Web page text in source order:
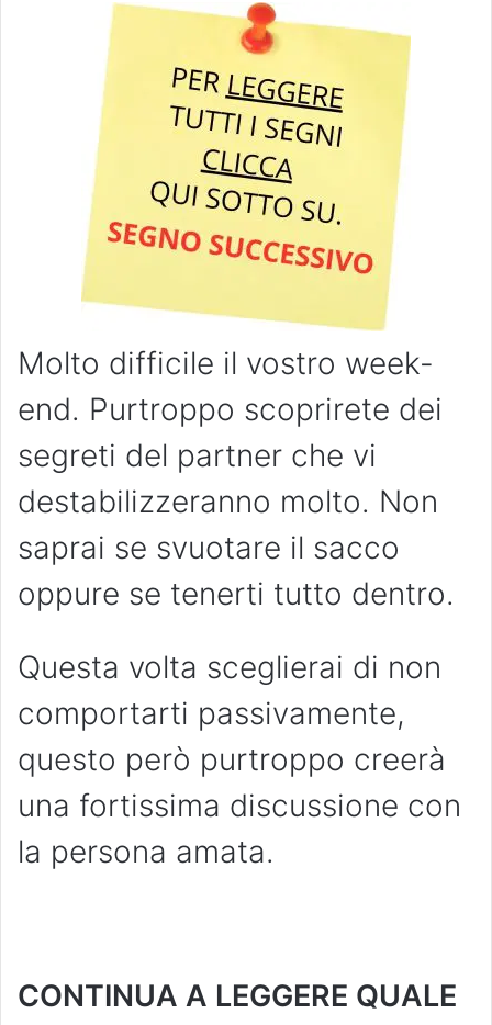
Molto difficile il vostro week-
end. Purtroppo scoprirete dei
segreti del partner che vi
destabilizzeranno molto. Non
saprai se svuotare il sacco
oppure se tenerti tutto dentro.
Questa volta sceglierai di non
comportarti passivamente,
questo però purtroppo creerà
una fortissima discussione con
la persona amata.
CONTINUA A LEGGERE QUALE